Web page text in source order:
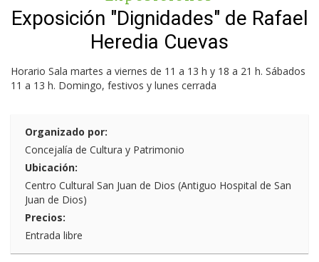
Exposición "Dignidades" de Rafael
Heredia Cuevas
Horario Sala martes a viernes de 11 a 13 h y 18 a 21 h. Sábados
11 a 13 h. Domingo, festivos y lunes cerrada
Organizado por:
Concejalía de Cultura y Patrimonio
Ubicación:
Centro Cultural San Juan de Dios (Antiguo Hospital de San
Juan de Dios)
Precios:
Entrada libre